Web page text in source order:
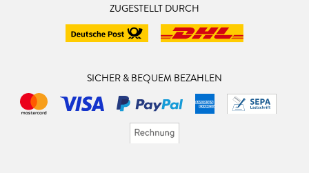
ZUGESTELLT DURCH
SICHER & BEQUEM BEZAHLEN